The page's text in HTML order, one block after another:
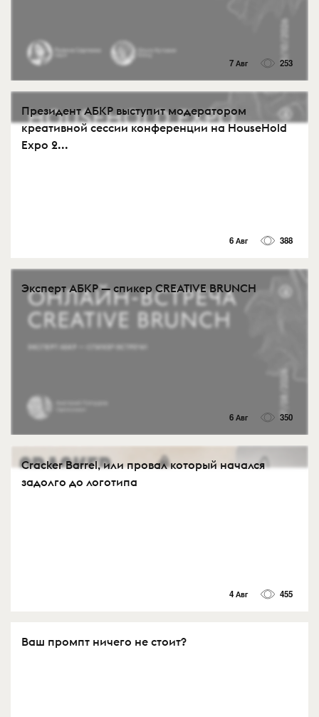
7 Авг 253
Президент АБКР выступит модератором
креативной сессии конференции на HouseHold
Expo 2...
6 Авг 388
Эксперт АБКР — спикер CREATIVE BRUNCH
6 Авг 350
Cracker Barrel, или провал который начался
задолго до логотипа
4 Авг 455
Ваш промпт ничего не стоит?